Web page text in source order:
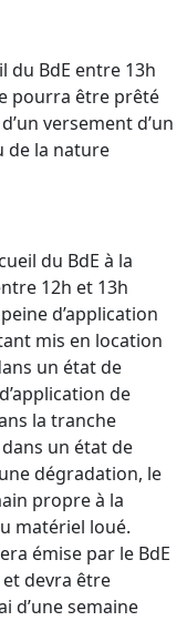
du BdE entre 13h
pourra être prêté
versement d’un
de la nature
du BdE à la
12h et 13h
d’application
mis en location
un état de
de
la tranche
un état de
dégradation, le
propre à la
matériel loué.
émise par le BdE
devra être
d’une semaine